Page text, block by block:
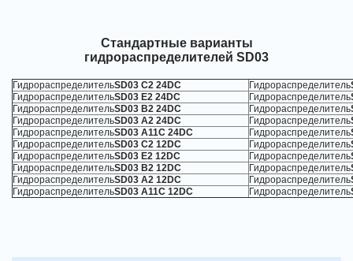
Стандартные варианты
гидрораспределителей SD03
ГидрораспределительSD03 C2 24DC Гидрораспределитель
ГидрораспределительSD03 E2 24DC Гидрораспределитель
ГидрораспределительSD03 B2 24DC Гидрораспределитель
ГидрораспределительSD03 A2 24DC Гидрораспределитель
ГидрораспределительSD03 A11C 24DC Гидрораспределитель
ГидрораспределительSD03 C2 12DC Гидрораспределитель
ГидрораспределительSD03 E2 12DC Гидрораспределитель
ГидрораспределительSD03 B2 12DC Гидрораспределитель
ГидрораспределительSD03 A2 12DC Гидрораспределитель
ГидрораспределительSD03 A11C 12DC Гидрораспределитель